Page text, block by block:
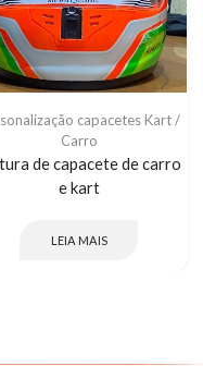
capacetes Kart /
Carro
de capacete de carro
e kart
LEIA MAIS